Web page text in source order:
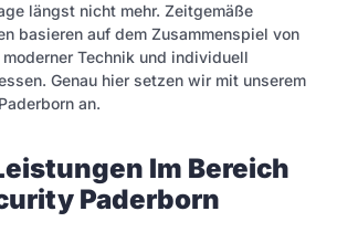
längst nicht mehr. Zeitgemäße
basieren auf dem Zusammenspiel von
Technik und individuell
Genau hier setzen wir mit unserem
an.
Im Bereich
Paderborn